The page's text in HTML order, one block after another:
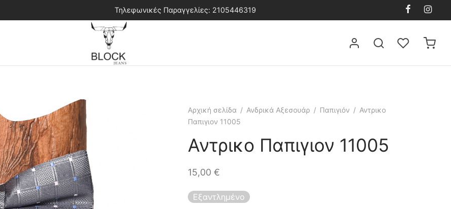
Τηλεφωνικές Παραγγελίες: 2105446319
Αρχική σελίδα / Ανδρικά Αξεσουάρ / Παπιγιόν / Αντρικο
Παπιγιον 11005
Αντρικο Παπιγιον 11005
15,00 €
Εξαντλημένο